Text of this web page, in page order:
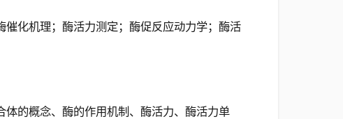
化机理；酶活力测定；酶促反应动力学；酶活
的概念、酶的作用机制、酶活力、酶活力单